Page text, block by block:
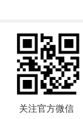
关注官方微信